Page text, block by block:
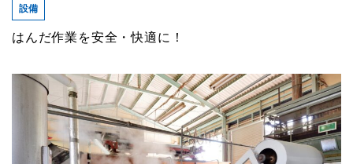
はんだ作業を安全・快適に！
設備